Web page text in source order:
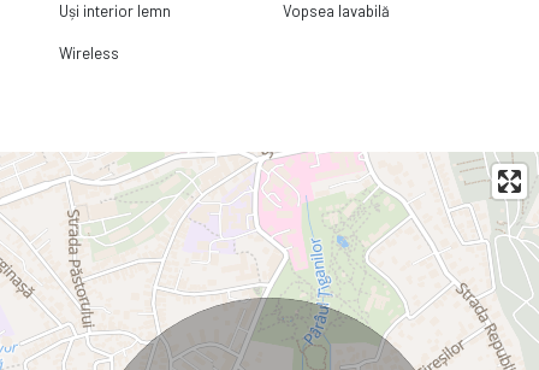
Uși interior lemn Vopsea lavabilă
Wireless